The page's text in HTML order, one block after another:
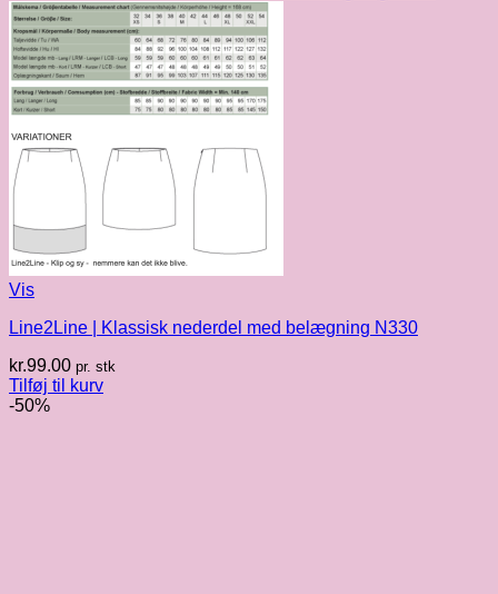
Vis
Line2Line | Klassisk nederdel med belægning N330
kr.99.00 pr. stk
Tilføj til kurv
-50%